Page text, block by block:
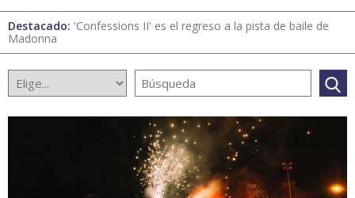
Destacado: 'Confessions II' es el regreso a la pista de baile de
Madonna